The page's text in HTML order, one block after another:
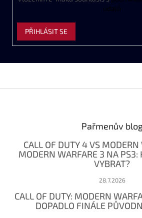
údajů
PŘIHLÁSIT SE
Pařmenův
CALL OF DUTY 4 VS MODERN
MODERN WARFARE 3 NA PS3:
VYBRAT?
28.7.2026
CALL OF DUTY: MODERN
DOPADLO FINÁLE